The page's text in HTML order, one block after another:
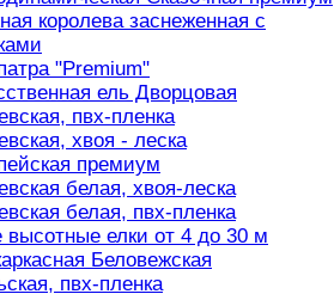
королева заснеженная с
"Premium"
ель Дворцовая
пвх-пленка
хвоя - леска
премиум
белая, хвоя-леска
белая, пвх-пленка
высотные елки от 4 до 30 м
Беловежская
пвх-пленка